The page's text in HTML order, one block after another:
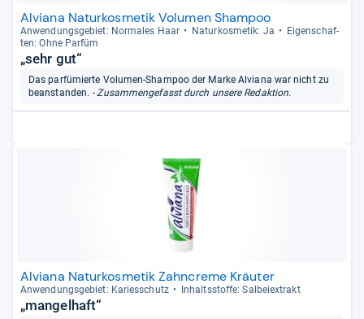
Alviana Naturkosmetik Volumen Shampoo
Anwen­dungs­ge­biet: Nor­ma­les Haar Natur­kos­me­tik: Ja
Eigen­schaf­
ten: Ohne Par­füm
„sehr gut“
Das parfümierte Volumen-Shampoo der Marke Alviana war nicht zu
beanstanden. - Zusammengefasst durch unsere Redaktion.
Alviana Naturkosmetik Zahncreme Kräuter
Anwen­dungs­ge­biet: Kari­es­schutz Inhaltss­toffe: Sal­bei­ex­trakt
„mangelhaft“